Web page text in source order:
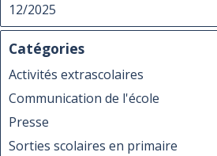
12/2025
Catégories
Activités extrascolaires
Communication de l'école
Presse
Sorties scolaires en primaire